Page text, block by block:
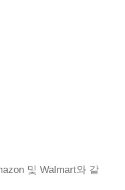
및 Walmart와 같